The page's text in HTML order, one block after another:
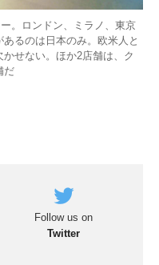
。ロンドン、ミラノ、東京
るのは日本のみ。欧米人と
せない。ほか2店舗は、ク
だ
Follow us on
Twitter